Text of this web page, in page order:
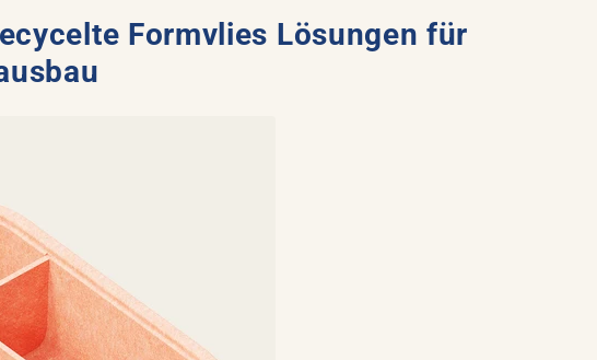
Formvlies Lösungen für